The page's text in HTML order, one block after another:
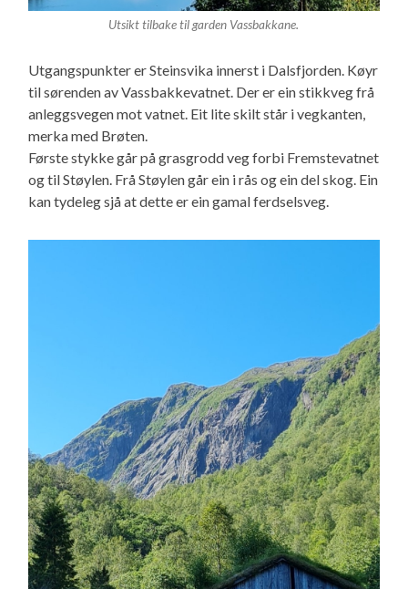
Utsikt tilbake til garden Vassbakkane.
Utgangspunkter er Steinsvika innerst i Dalsfjorden. Køyr
til sørenden av Vassbakkevatnet. Der er ein stikkveg frå
anleggsvegen mot vatnet. Eit lite skilt står i vegkanten,
merka med Brøten.
Første stykke går på grasgrodd veg forbi Fremstevatnet
og til Støylen. Frå Støylen går ein i rås og ein del skog. Ein
kan tydeleg sjå at dette er ein gamal ferdselsveg.